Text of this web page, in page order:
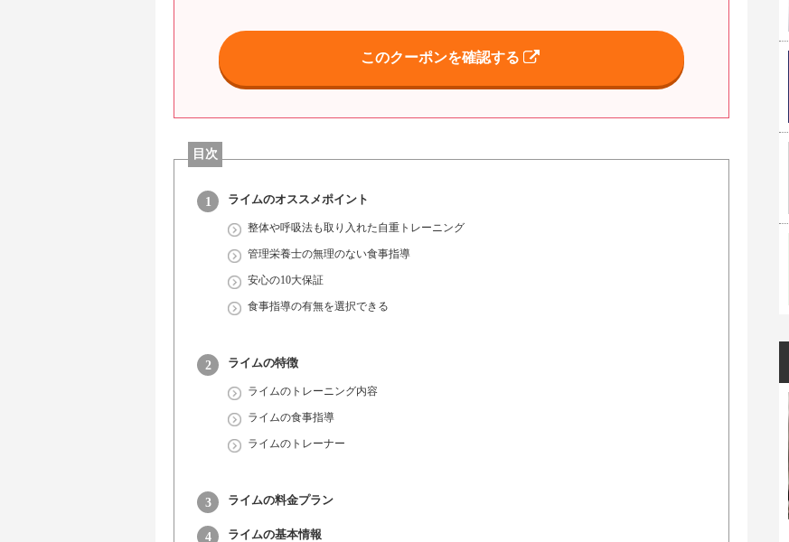
このクーポンを確認する
目次
ライムのオススメポイント
整体や呼吸法も取り入れた自重トレーニング
管理栄養士の無理のない食事指導
安心の10大保証
食事指導の有無を選択できる
ライムの特徴
ライムのトレーニング内容
ライムの食事指導
ライムのトレーナー
ライムの料金プラン
ライムの基本情報